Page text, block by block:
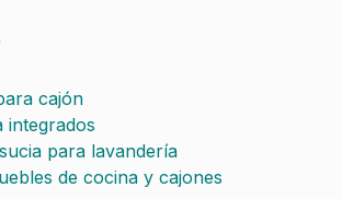
cajón
integrados
para lavandería
de cocina y cajones